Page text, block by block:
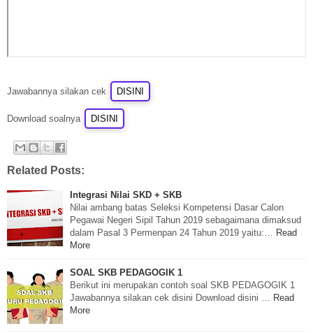
Jawabannya silakan cek
Download soalnya
Related Posts:
Integrasi Nilai SKD + SKB
Nilai ambang batas Seleksi Kompetensi Dasar Calon
Pegawai Negeri Sipil Tahun 2019 sebagaimana dimaksud
dalam Pasal 3 Permenpan 24 Tahun 2019 yaitu:…
Read
More
SOAL SKB PEDAGOGIK 1
Berikut ini merupakan contoh soal SKB PEDAGOGIK 1
Jawabannya silakan cek disini Download disini …
Read
More